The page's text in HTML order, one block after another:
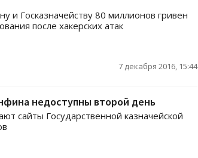
Госказначейству 80 миллионов гривен
после хакерских атак
7 декабря 2016, 15:44
недоступны второй день
сайты Государственной казначейской